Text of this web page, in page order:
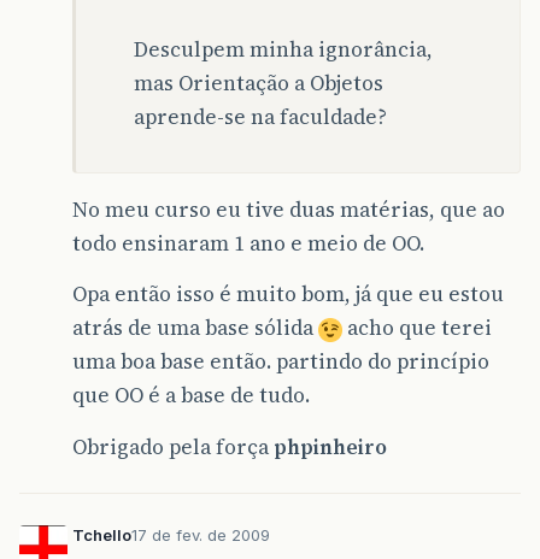
Desculpem minha ignorância,
mas Orientação a Objetos
aprende-se na faculdade?
No meu curso eu tive duas matérias, que ao
todo ensinaram 1 ano e meio de OO.
Opa então isso é muito bom, já que eu estou
atrás de uma base sólida
acho que terei
uma boa base então. partindo do princípio
que OO é a base de tudo.
Obrigado pela força phpinheiro
Tchello17 de fev. de 2009